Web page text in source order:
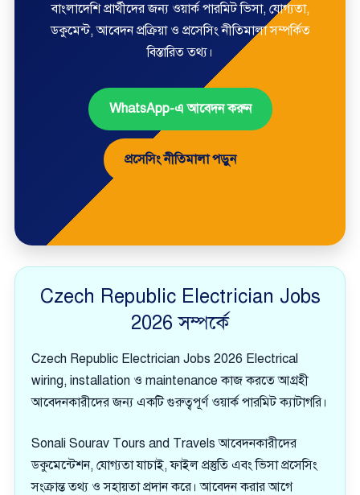
বাংলাদেশি প্রার্থীদের জন্য ওয়ার্ক পারমিট ভিসা, যোগ্যতা,
ডকুমেন্ট, আবেদন প্রক্রিয়া ও প্রসেসিং নীতিমালা সম্পর্কিত
বিস্তারিত তথ্য।
WhatsApp-এ আবেদন করুন
প্রসেসিং নীতিমালা পড়ুন
Czech Republic Electrician Jobs
2026 সম্পর্কে
Czech Republic Electrician Jobs 2026 Electrical
wiring, installation ও maintenance কাজ করতে আগ্রহী
আবেদনকারীদের জন্য একটি গুরুত্বপূর্ণ ওয়ার্ক পারমিট ক্যাটাগরি।
Sonali Sourav Tours and Travels আবেদনকারীদের
ডকুমেন্টেশন, যোগ্যতা যাচাই, ফাইল প্রস্তুতি এবং ভিসা প্রসেসিং
সংক্রান্ত তথ্য ও সহায়তা প্রদান করে। আবেদন করার আগে